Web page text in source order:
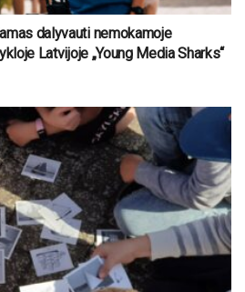
dalyvauti nemokamoje
Latvijoje „Young Media Sharks“